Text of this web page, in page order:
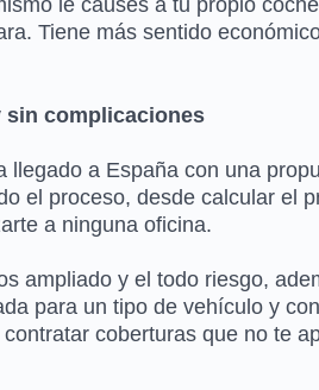
le causes a tu propio
Tiene más sentido
sin complicaciones
a España con una
el proceso, desde calcular
a ninguna oficina.
ampliado y el todo riesgo,
para un tipo de vehículo y
coberturas que no te